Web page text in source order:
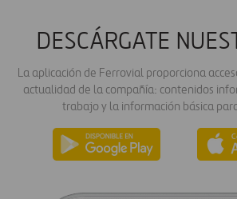
DESCÁRGATE
La aplicación de Ferrovial proporciona
actualidad de la compañía: contenidos
trabajo y la información básica